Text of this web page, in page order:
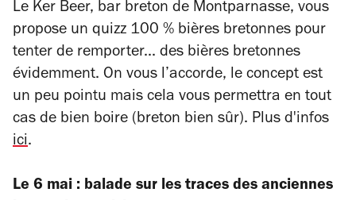
Le Ker Beer, bar breton de Montparnasse, vous
propose un quizz 100 % bières bretonnes pour
tenter de remporter... des bières bretonnes
évidemment. On vous l’accorde, le concept est
un peu pointu mais cela vous permettra en tout
cas de bien boire (breton bien sûr). Plus d'infos
ici.
Le 6 mai : balade sur les traces des anciennes